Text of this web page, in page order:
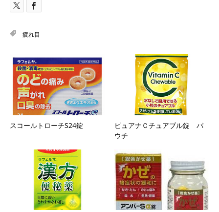
疲れ目
スコールトローチS24錠
ピュアナＣチュアブル錠 パ
ウチ